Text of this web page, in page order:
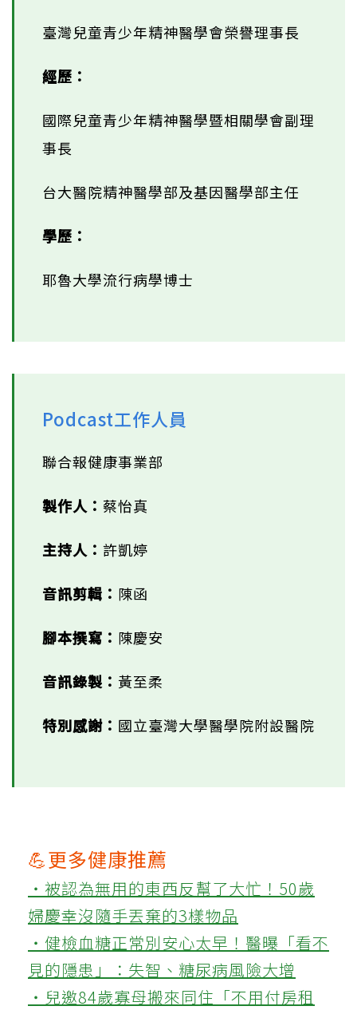
臺灣兒童青少年精神醫學會榮譽理事長
經歷：
國際兒童青少年精神醫學暨相關學會副理
事長
台大醫院精神醫學部及基因醫學部主任
學歷：
耶魯大學流行病學博士
Podcast工作人員
聯合報健康事業部
製作人： 蔡怡真
主持人： 許凱婷
音訊剪輯： 陳函
腳本撰寫： 陳慶安
音訊錄製： 黃至柔
特別感謝： 國立臺灣大學醫學院附設醫院
💪更多健康推薦
‧被認為無用的東西反幫了大忙！50歲
婦慶幸沒隨手丟棄的3樣物品
‧健檢血糖正常別安心太早！醫曝「看不
見的隱患」：失智、糖尿病風險大增
‧兒邀84歲寡母搬來同住「不用付房租